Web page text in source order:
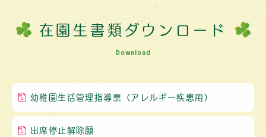
在園生書類ダウンロード
Download
幼稚園生活管理指導票（アレルギー疾患用）
出席停止解除願